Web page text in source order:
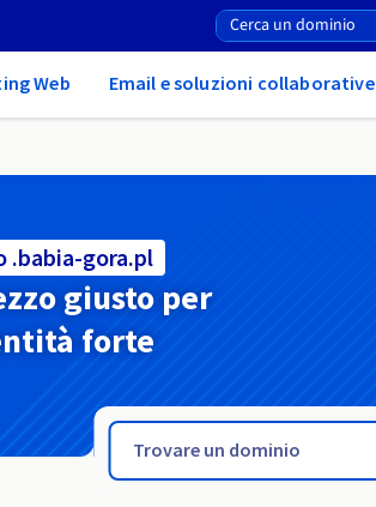
Web Email e soluzioni collaborative
.babia-gora.pl
giusto per
forte